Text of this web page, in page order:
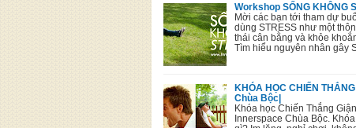
Workshop SỐNG KHÔNG
Mời các bạn tới tham dự
dùng STRESS như một
thái cân bằng và khỏe
Tìm hiểu nguyên nhân gây
KHÓA HỌC CHIẾN
Chùa Bộc|
Khóa học Chiến Thắng
Innerspace Chùa Bộc.